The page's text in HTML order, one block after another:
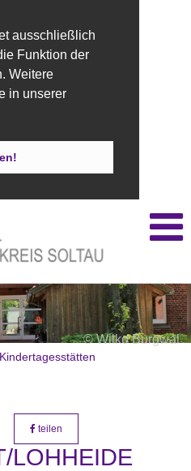
ausschließlich
Funktion der
Weitere
in unserer
Wilko Burgwal
© Wilko Burgwal
© Wilko Burgwal
© Wilko Burgwal
© Wilko Burgwal
Kindertagesstätten
LOHHEIDE
teilen